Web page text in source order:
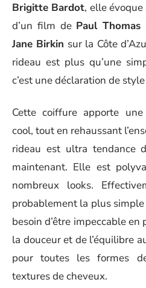
Brigitte Bardot, elle
d’un film de Paul Thomas
Jane Birkin sur la Côte
rideau est plus qu’une
c’est une déclaration de
Cette coiffure apporte
cool, tout en rehaussant
rideau est ultra tendance
maintenant. Elle est
nombreux looks.
probablement la plus simple
besoin d’être impeccable
la douceur et de l’équilibre
pour toutes les formes
textures de cheveux.